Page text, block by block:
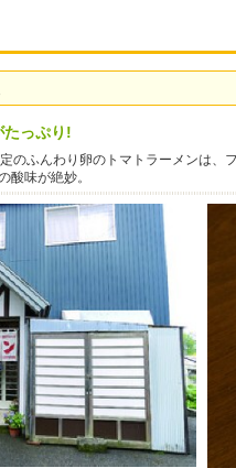
たっぷり!
のふんわり卵のトマトラーメンは、
酸味が絶妙。